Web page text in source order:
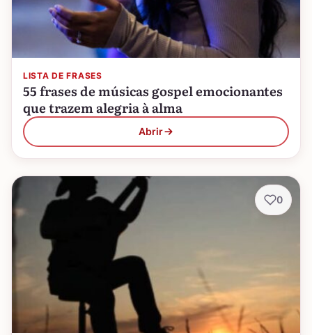
LISTA DE FRASES
55 frases de músicas gospel emocionantes
que trazem alegria à alma
Abrir
0